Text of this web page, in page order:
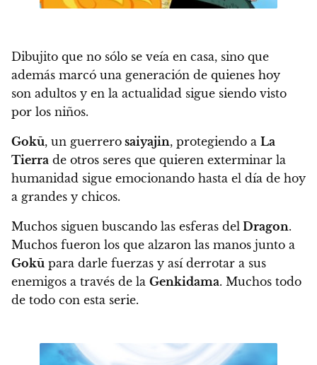
Dibujito que no sólo se veía en casa, sino que
además marcó una generación de quienes hoy
son adultos y en la actualidad sigue siendo visto
por los niños.
Gokū, un guerrero saiyajin, protegiendo a La
Tierra de otros seres que quieren exterminar la
humanidad sigue emocionando hasta el día de hoy
a grandes y chicos.
Muchos siguen buscando las esferas del Dragon.
Muchos fueron los que alzaron las manos junto a
Gokū para darle fuerzas y así derrotar a sus
enemigos a través de la Genkidama. Muchos todo
de todo con esta serie.